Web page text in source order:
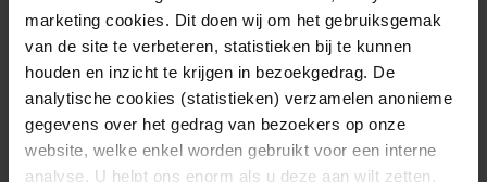
marketing cookies. Dit doen wij om het gebruiksgemak
van de site te verbeteren, statistieken bij te kunnen
houden en inzicht te krijgen in bezoekgedrag. De
analytische cookies (statistieken) verzamelen anonieme
gegevens over het gedrag van bezoekers op onze
website, welke enkel worden gebruikt voor een interne
analyse. U helpt ons enorm als u deze aan wilt zetten.